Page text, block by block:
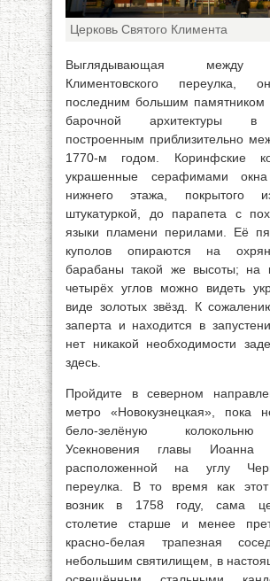
Церковь Святого Климента
Выглядывающая между
Климентовского переулка,
последним большим памятником
барочной архитектуры в
построенным приблизительно
1770-м годом. Коринфские
украшенные серафимами
нижнего этажа, покрытого
штукатуркой, до парапета с
языки пламени перилами. Её
куполов опираются на
барабаны такой же высоты; на
четырёх углов можно видеть
виде золотых звёзд. К
заперта и находится в
нет никакой необходимости
здесь.
Пройдите в северном
метро «Новокузнецкая», пока
бело-зелёную
Усекновения главы Иоанна
расположенной на углу
переулка. В то время как этот
возник в 1758 году, сама
столетие старше и менее
красно-белая трапезная
небольшим святилищем, в